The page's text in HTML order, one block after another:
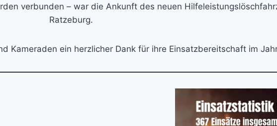
verbunden – war die Ankunft des neuen
Ratzeburg.
Kameraden ein herzlicher Dank für ihre Einsatzbereitschaft im